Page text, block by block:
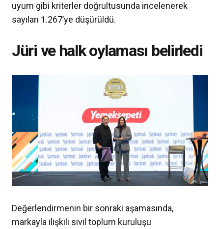
uyum gibi kriterler doğrultusunda incelenerek
sayıları 1.267’ye düşürüldü.
Jüri ve halk oylaması belirledi
Değerlendirmenin bir sonraki aşamasında,
markayla ilişkili sivil toplum kuruluşu